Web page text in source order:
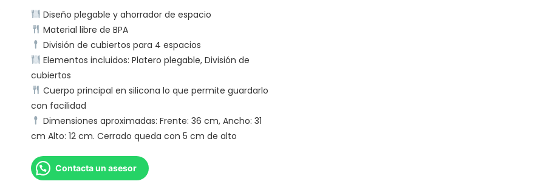
Diseño plegable y ahorrador de espacio
Material libre de BPA
División de cubiertos para 4 espacios
Elementos incluidos: Platero plegable, División de
cubiertos
Cuerpo principal en silicona lo que permite guardarlo
con facilidad
Dimensiones aproximadas: Frente: 36 cm, Ancho: 31
cm Alto: 12 cm. Cerrado queda con 5 cm de alto
Contacta un asesor